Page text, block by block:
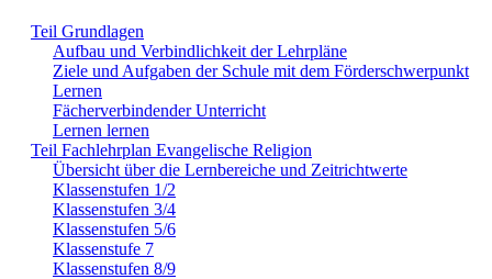
Teil Grundlagen
Aufbau und Verbindlichkeit der Lehrpläne
Ziele und Aufgaben der Schule mit dem Förderschwerpunkt
Lernen
Fächerverbindender Unterricht
Lernen lernen
Teil Fachlehrplan Evangelische Religion
Übersicht über die Lernbereiche und Zeitrichtwerte
Klassenstufen 1/2
Klassenstufen 3/4
Klassenstufen 5/6
Klassenstufe 7
Klassenstufen 8/9